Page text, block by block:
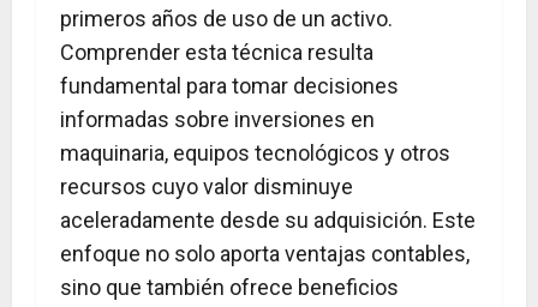
primeros años de uso de un activo.
Comprender esta técnica resulta
fundamental para tomar decisiones
informadas sobre inversiones en
maquinaria, equipos tecnológicos y otros
recursos cuyo valor disminuye
aceleradamente desde su adquisición. Este
enfoque no solo aporta ventajas contables,
sino que también ofrece beneficios